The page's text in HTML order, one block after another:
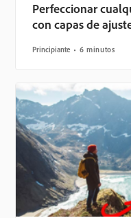
Perfeccionar
con capas de
Principiante 6 minutos